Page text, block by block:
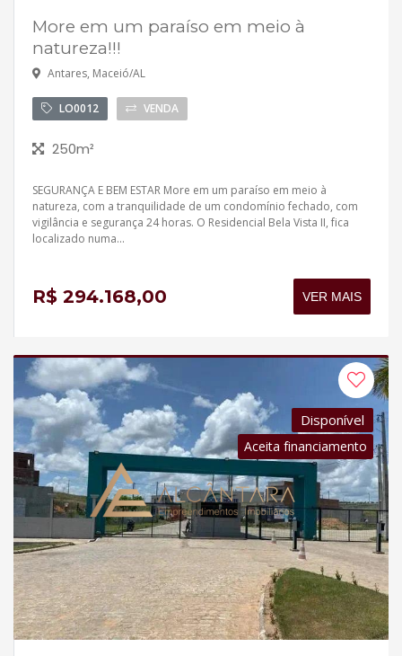
More em um paraíso em meio à
natureza!!!
Antares, Maceió/AL
LO0012 VENDA
250m²
SEGURANÇA E BEM ESTAR More em um paraíso em meio à
natureza, com a tranquilidade de um condomínio fechado, com
vigilância e segurança 24 horas. O Residencial Bela Vista II, fica
localizado numa...
R$ 294.168,00 VER MAIS
Disponível
Aceita financiamento